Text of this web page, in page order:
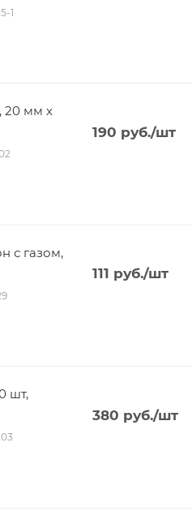
1
20 мм х
190 руб./шт
с газом,
111 руб./шт
шт,
380 руб./шт